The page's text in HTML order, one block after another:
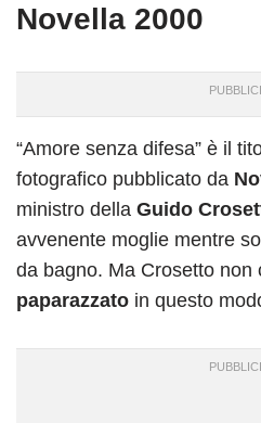
Novella 2000
“Amore senza difesa” è il
fotografico pubblicato da
ministro della Guido
avvenente moglie mentre
da bagno. Ma Crosetto non
paparazzato in questo